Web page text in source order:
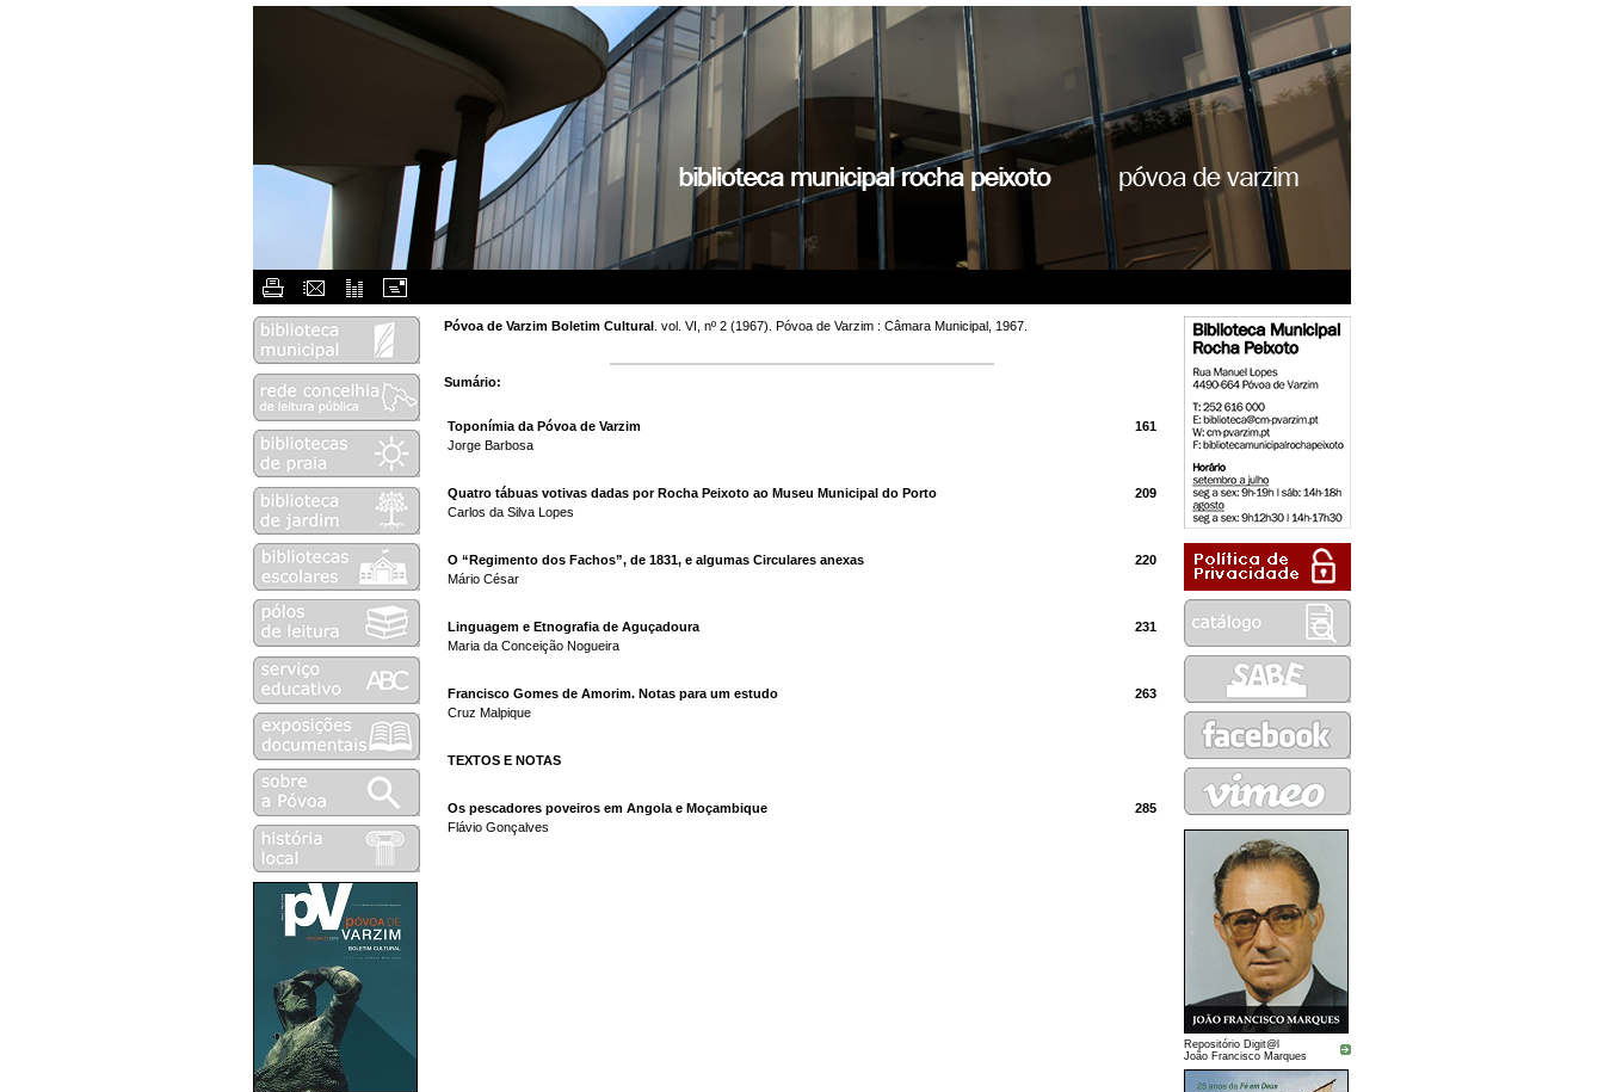
Póvoa de Varzim Boletim Cultural . vol. VI, nº 2 (1967). Póvoa de Varzim : Câmara Municipal, 1967.
Sumário:
Toponímia da Póvoa de Varzim
Jorge Barbosa
161
Quatro tábuas votivas dadas por Rocha Peixoto ao Museu Municipal do Porto
Carlos da Silva Lopes
209
O “Regimento dos Fachos”, de 1831, e algumas Circulares anexas
Mário César
220
Linguagem e Etnografia de Aguçadoura
Maria da Conceição Nogueira
231
Francisco Gomes de Amorim. Notas para um estudo
Cruz Malpique
263
TEXTOS E NOTAS
Os pescadores poveiros em Angola e Moçambique
Flávio Gonçalves
285
Repositório Digit@l
João Francisco Marques